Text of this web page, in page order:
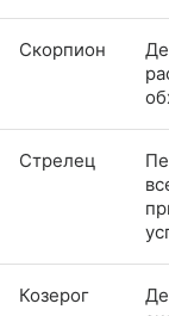
Скорпион
Стрелец
Козерог